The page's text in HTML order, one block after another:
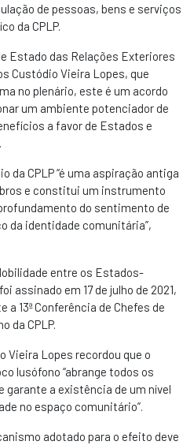
de pessoas, bens e serviços
da CPLP.
Estado das Relações Exteriores
Custódio Vieira Lopes, que
no plenário, este é um acordo
um ambiente potenciador de
a favor de Estados e
da CPLP “é uma aspiração antiga
e constitui um instrumento
do sentimento de
da identidade comunitária”,
entre os Estados-
assinado em 17 de julho de 2021,
a 13ª Conferência de Chefes de
da CPLP.
Vieira Lopes recordou que o
lusófono “abrange todos os
garante a existência de um nível
no espaço comunitário”.
adotado para o efeito deve